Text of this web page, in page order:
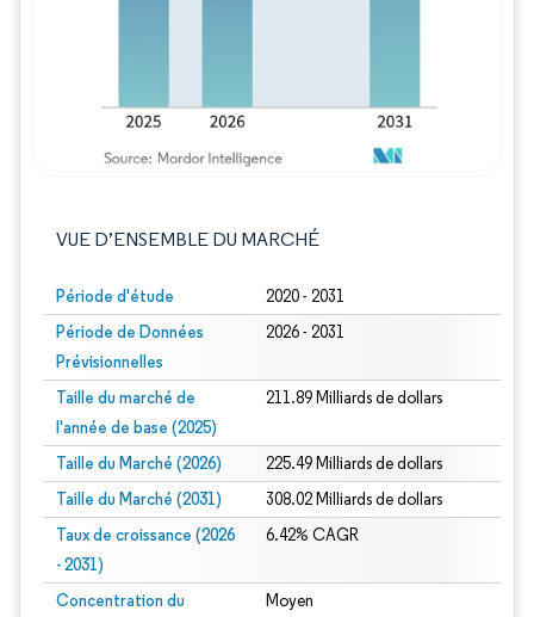
VUE D’ENSEMBLE DU MARCHÉ
Période d'étude 2020 - 2031
Période de Données
Prévisionnelles
2026 - 2031
Taille du marché de
l'année de base (2025)
211.89 Milliards de dollars
Taille du Marché (2026) 225.49 Milliards de dollars
Taille du Marché (2031) 308.02 Milliards de dollars
Taux de croissance (2026
- 2031)
6.42% CAGR
Concentration du
Moyen